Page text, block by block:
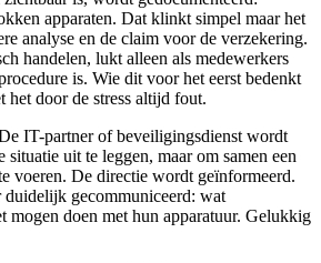
apparaten. Dat klinkt simpel maar het
analyse en de claim voor de verzekering.
handelen, lukt alleen als medewerkers
is. Wie dit voor het eerst bedenkt
het door de stress altijd fout.
IT-partner of beveiligingsdienst wordt
situatie uit te leggen, maar om samen een
voeren. De directie wordt geïnformeerd.
gecommuniceerd: wat
mogen doen met hun apparatuur. Gelukkig